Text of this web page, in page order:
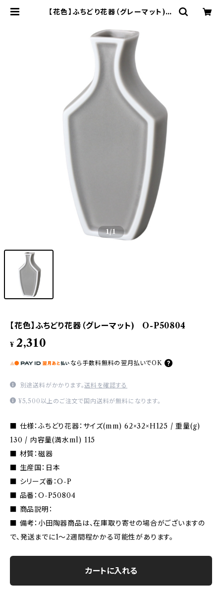
【花色】ふちどり花器（グレーマット)
hop - 山加商店 公式オンラインショ
ップ
1/1
【花色】ふちどり花器（グレーマット) O-P50804
¥ 2,310
なら 手数料無料の 翌月払いでOK
別途送料がかかります。送料を確認する
¥5,500以上のご注文で国内送料が無料になります。
■ 仕様：ふちどり花器：サイズ(mm) 62×32×H125 / 重量(g)
130 / 内容量(満水ml) 115
■ 材質：磁器
■ 生産国：日本
■ シリーズ番：O-P
■ 品番：O-P50804
■ 商品説明：
■ 備考：小田陶器商品は、在庫取り寄せの場合がございますの
で、発送までに1〜2週間程かかる可能性があります。
カートに入れる